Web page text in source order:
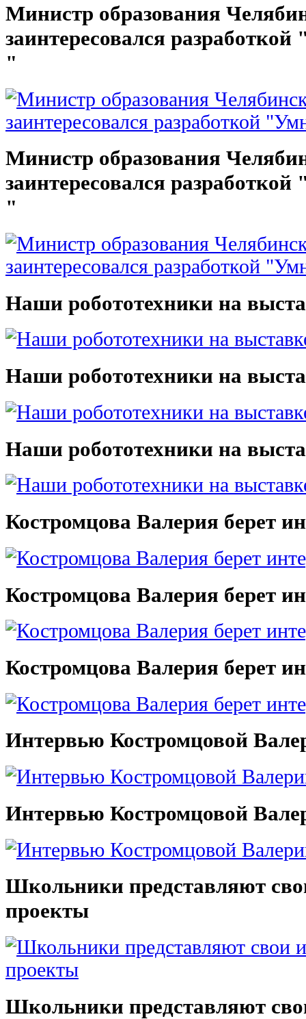
Министр образования
заинтересовался
"
Министр образования
заинтересовался
"
Наши робототехники на
Наши робототехники на
Наши робототехники на
Костромцова Валерия берет
Костромцова Валерия берет
Костромцова Валерия берет
Интервью Костромцовой
Интервью Костромцовой
Школьники представляют
проекты
Школьники представляют